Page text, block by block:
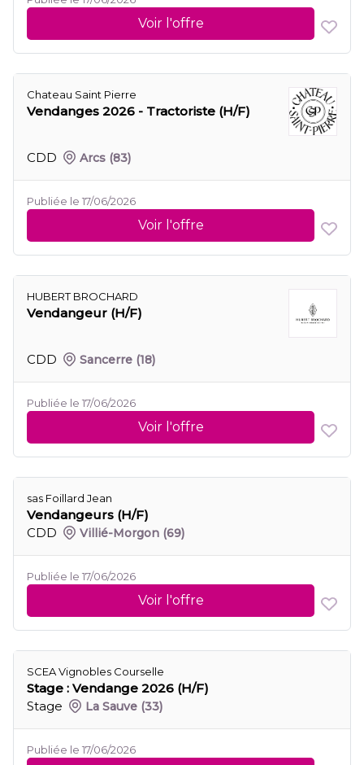
Voir l'offre
Chateau Saint Pierre
Vendanges 2026 - Tractoriste (H/F)
CDD Arcs (83)
Publiée le 17/06/2026
Voir l'offre
HUBERT BROCHARD
Vendangeur (H/F)
CDD Sancerre (18)
Publiée le 17/06/2026
Voir l'offre
sas Foillard Jean
Vendangeurs (H/F)
CDD
Villié-Morgon (69)
Publiée le 17/06/2026
Voir l'offre
SCEA Vignobles Courselle
Stage : Vendange 2026 (H/F)
Stage
La Sauve (33)
Publiée le 17/06/2026